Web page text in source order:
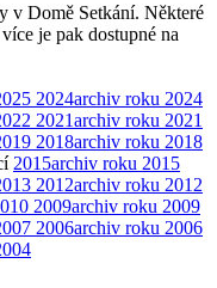
v Domě Setkání. Některé
je pak dostupné na
2024archiv roku 2024
2021archiv roku 2021
2018archiv roku 2018
2015archiv roku 2015
2012archiv roku 2012
2009archiv roku 2009
2006archiv roku 2006